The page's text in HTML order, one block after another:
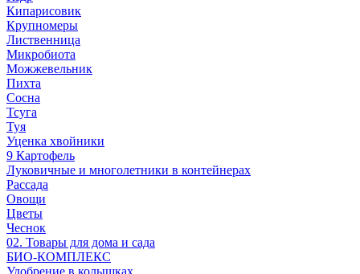
Кипарисовик
Крупномеры
Лиственница
Микробиота
Можжевельник
Пихта
Сосна
Тсуга
Туя
Уценка хвойники
9 Картофель
Луковичные и многолетники в контейнерах
Рассада
Овощи
Цветы
Чеснок
02. Товары для дома и сада
БИО-КОМПЛЕКС
Удобрение в колышках